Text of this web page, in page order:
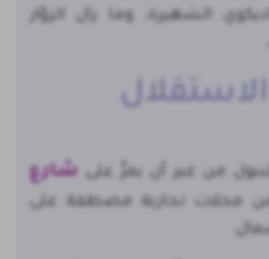
الشهيرة، وما زال الزوّار
من غير أن يمرَّ على شارع
محلات تجارية مصطفة على